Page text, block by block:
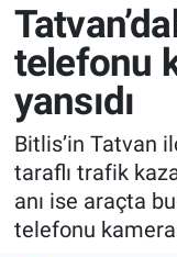
telefonu
yansıdı
Bitlis’in Tatvan
taraflı trafik
anı ise araçta
telefonu
Eğitim
Ekonomi
Genel
Gündem
Kültür-Sanat
Son Dakika
Haber Arşivi